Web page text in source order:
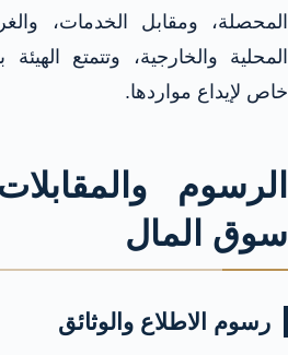
المحصلة، ومقابل الخدمات،
المحلية والخارجية، وتتمتع
خاص لإيداع مواردها.​
الرسوم
سوق المال
رسوم الاطلاع والوثائق